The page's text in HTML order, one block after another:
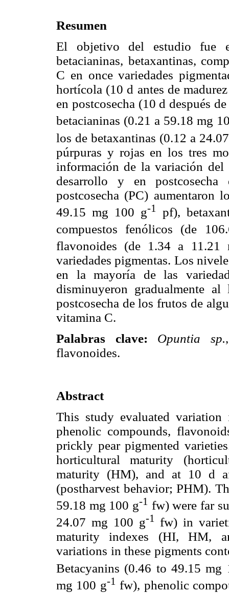
Resumen
El objetivo del estudio fue
betacianinas, betaxantinas,
C en once variedades
hortícola (10 d antes de
en postcosecha (10 d después
betacianinas (0.21 a 59.18 mg
los de betaxantinas (0.12 a
púrpuras y rojas en los tres
información de la variación del
desarrollo y en postcosecha
postcosecha (PC) aumentaron
49.15 mg 100 g-1
pf),
compuestos fenólicos (de
flavonoides (de 1.34 a
variedades pigmentas. Los
en la mayoría de las
disminuyeron gradualmente
postcosecha de los frutos de
vitamina C.
Palabras clave:
Opuntia sp.
flavonoides.
Abstract
This study evaluated variation
phenolic compounds,
prickly pear pigmented
horticultural maturity
maturity (HM), and at 10 d
(postharvest behavior; PHM).
59.18 mg 100 g-1 fw) were far
24.07 mg 100 g-1
fw) in
maturity indexes (HI, HM,
variations in these pigments
Betacyanins (0.46 to 49.15 mg
mg 100 g-1 fw), phenolic